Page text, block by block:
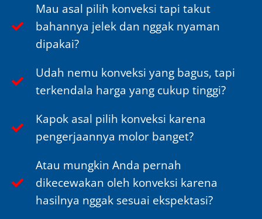
Mau asal pilih konveksi tapi takut
bahannya jelek dan nggak nyaman
dipakai?
Udah nemu konveksi yang bagus, tapi
terkendala harga yang cukup tinggi?
Kapok asal pilih konveksi karena
pengerjaannya molor banget?
Atau mungkin Anda pernah
dikecewakan oleh konveksi karena
hasilnya nggak sesuai ekspektasi?